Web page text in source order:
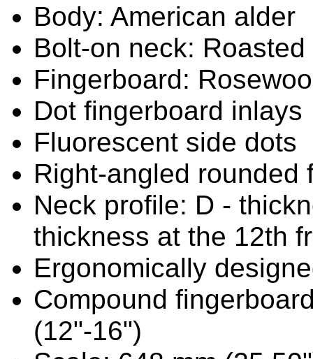
Body: American alder
Bolt-on neck:
Fingerboard:
Dot fingerboard inlays
Fluorescent side dots
Right-angled rounded
Neck profile: D -
thickness at the 12th
Ergonomically
Compound
(12"-16")